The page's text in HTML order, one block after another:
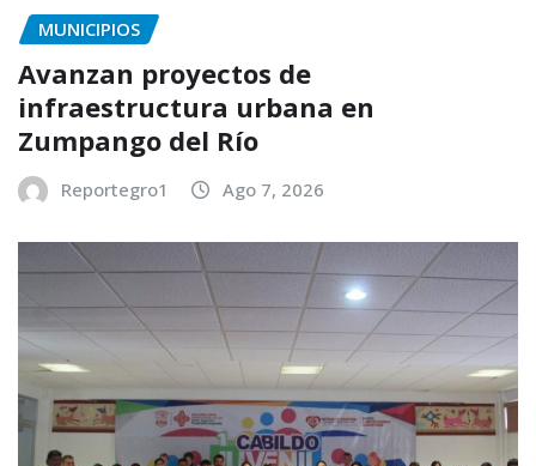
MUNICIPIOS
Avanzan proyectos de
infraestructura urbana en
Zumpango del Río
Reportegro1 Ago 7, 2026